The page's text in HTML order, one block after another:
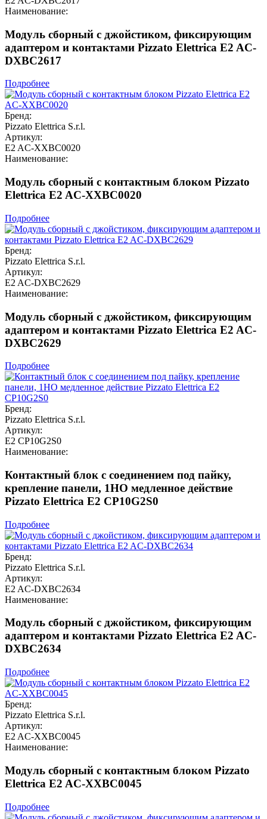
Наименование:
Модуль сборный с джойстиком, фиксирующим
адаптером и контактами Pizzato Elettrica E2 AC-
DXBC2617
Подробнее
Бренд:
Pizzato Elettrica S.r.l.
Артикул:
E2 AC-XXBC0020
Наименование:
Модуль сборный с контактным блоком Pizzato
Elettrica E2 AC-XXBC0020
Подробнее
Бренд:
Pizzato Elettrica S.r.l.
Артикул:
E2 AC-DXBC2629
Наименование:
Модуль сборный с джойстиком, фиксирующим
адаптером и контактами Pizzato Elettrica E2 AC-
DXBC2629
Подробнее
Бренд:
Pizzato Elettrica S.r.l.
Артикул:
E2 CP10G2S0
Наименование:
Контактный блок с соединением под пайку,
крепление панели, 1НО медленное действие
Pizzato Elettrica E2 CP10G2S0
Подробнее
Бренд:
Pizzato Elettrica S.r.l.
Артикул:
E2 AC-DXBC2634
Наименование:
Модуль сборный с джойстиком, фиксирующим
адаптером и контактами Pizzato Elettrica E2 AC-
DXBC2634
Подробнее
Бренд:
Pizzato Elettrica S.r.l.
Артикул:
E2 AC-XXBC0045
Наименование:
Модуль сборный с контактным блоком Pizzato
Elettrica E2 AC-XXBC0045
Подробнее